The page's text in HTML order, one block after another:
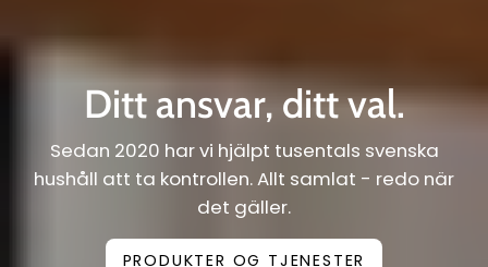
Ditt ansvar, ditt val.
Sedan 2020 har vi hjälpt tusentals svenska
hushåll att ta kontrollen. Allt samlat - redo när
det gäller.
PRODUKTER OG TJENESTER